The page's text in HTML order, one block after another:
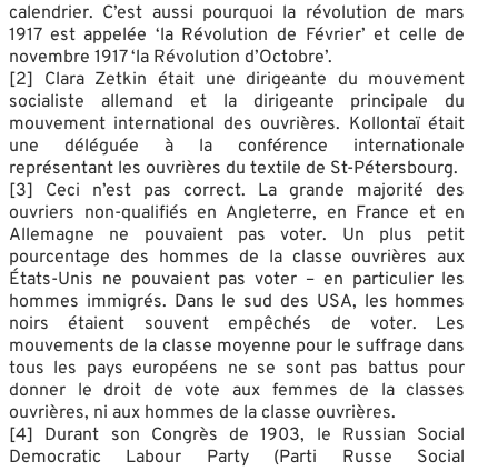
calendrier. C’est aussi pourquoi la révolution de mars
1917 est appelée ‘la Révolution de Février’ et celle de
novembre 1917 ‘la Révolution d’Octobre’.
[2] Clara Zetkin était une dirigeante du mouvement
socialiste allemand et la dirigeante principale du
mouvement international des ouvrières. Kollontaï était
une déléguée à la conférence internationale
représentant les ouvrières du textile de St-Pétersbourg.
[3] Ceci n’est pas correct. La grande majorité des
ouvriers non-qualifiés en Angleterre, en France et en
Allemagne ne pouvaient pas voter. Un plus petit
pourcentage des hommes de la classe ouvrières aux
États-Unis ne pouvaient pas voter – en particulier les
hommes immigrés. Dans le sud des USA, les hommes
noirs étaient souvent empêchés de voter. Les
mouvements de la classe moyenne pour le suffrage dans
tous les pays européens ne se sont pas battus pour
donner le droit de vote aux femmes de la classes
ouvrières, ni aux hommes de la classe ouvrières.
[4] Durant son Congrès de 1903, le Russian Social
Democratic Labour Party (Parti Russe Social